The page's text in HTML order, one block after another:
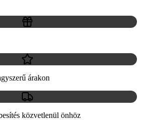
árakon
közvetlenül önhöz